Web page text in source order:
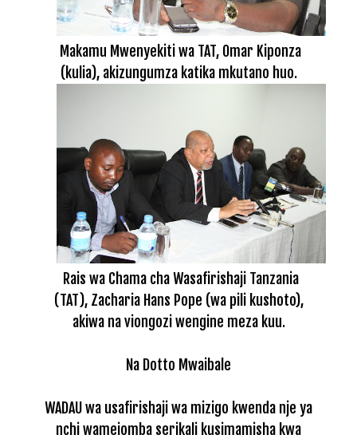
Makamu Mwenyekiti wa TAT, Omar Kiponza
(kulia), akizungumza katika mkutano huo.
Rais wa Chama cha Wasafirishaji Tanzania
(TAT), Zacharia Hans Pope (wa pili kushoto),
akiwa na viongozi wengine meza kuu.
Na Dotto Mwaibale
WADAU wa usafirishaji wa mizigo kwenda nje ya
nchi wameiomba serikali kusimamisha kwa